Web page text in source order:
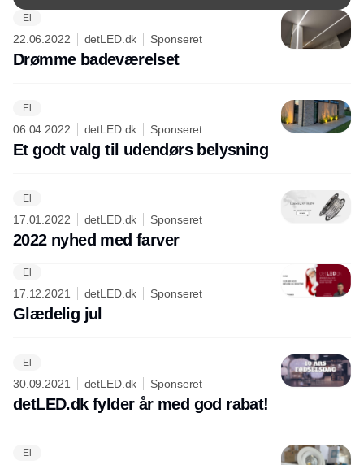
El
22.06.2022 detLED.dk Sponseret
Drømme badeværelset
El
06.04.2022 detLED.dk Sponseret
Et godt valg til udendørs belysning
El
17.01.2022 detLED.dk Sponseret
2022 nyhed med farver
El
17.12.2021 detLED.dk Sponseret
Glædelig jul
El
30.09.2021 detLED.dk Sponseret
detLED.dk fylder år med god rabat!
El